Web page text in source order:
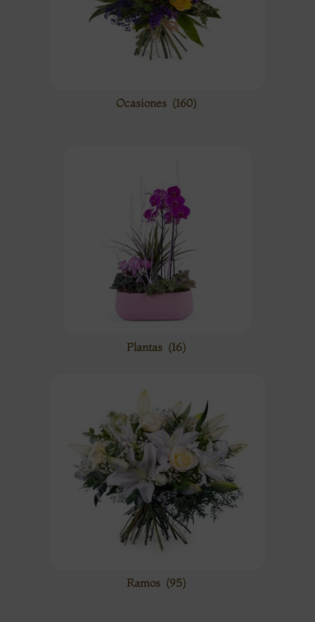
Ocasiones (160)
Plantas (16)
Ramos (95)